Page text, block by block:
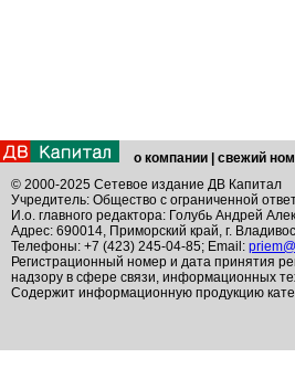
о компании свежий
© 2000-2025 Сетевое издание ДВ Капитал
Учредитель: Общество с ограниченной
И.о. главного редактора: Голубь Андрей
Адрес: 690014, Приморский край, г.
Телефоны: +7 (423) 245-04-85; Email:
Регистрационный номер и дата принятия
надзору в сфере связи, информационных
Содержит информационную продукцию